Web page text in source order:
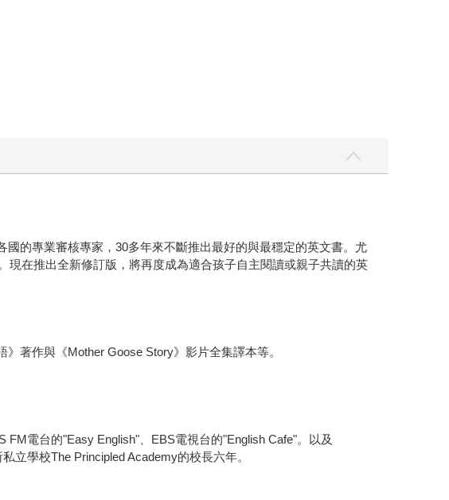
的專業審核專家，30多年來不斷推出最好的與最穩定的英文書。尤
在推出全新修訂版，將再度成為適合孩子自主閱讀或親子共讀的英
著作與《Mother Goose Story》影片全集譯本等。
電台的"Easy English"、EBS電視台的"English Cafe"。以及
立學校The Principled Academy的校長六年。